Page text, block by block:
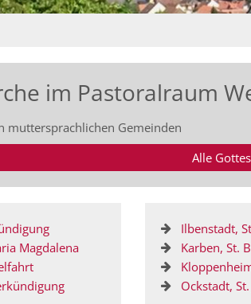
im Pastoralraum
muttersprachlichen Gemeinden
Alle
Magdalena
Ilbenstadt,
Karben, St.
Ockstadt,